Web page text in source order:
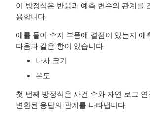
이 방정식은 반응과 예측 변수의 관계를
용합니다.
예를 들어 수지 부품에 결점이 있는지 예
다음과 같은 항이 있습니다.
나사 크기
온도
첫 번째 방정식은 사건 수와 자연 로그
변환된 응답의 관계를 나타냅니다.